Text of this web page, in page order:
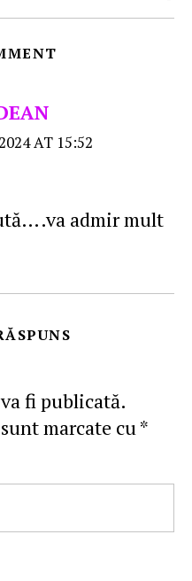
AT 15:52
admir mult
fi publicată.
marcate cu*